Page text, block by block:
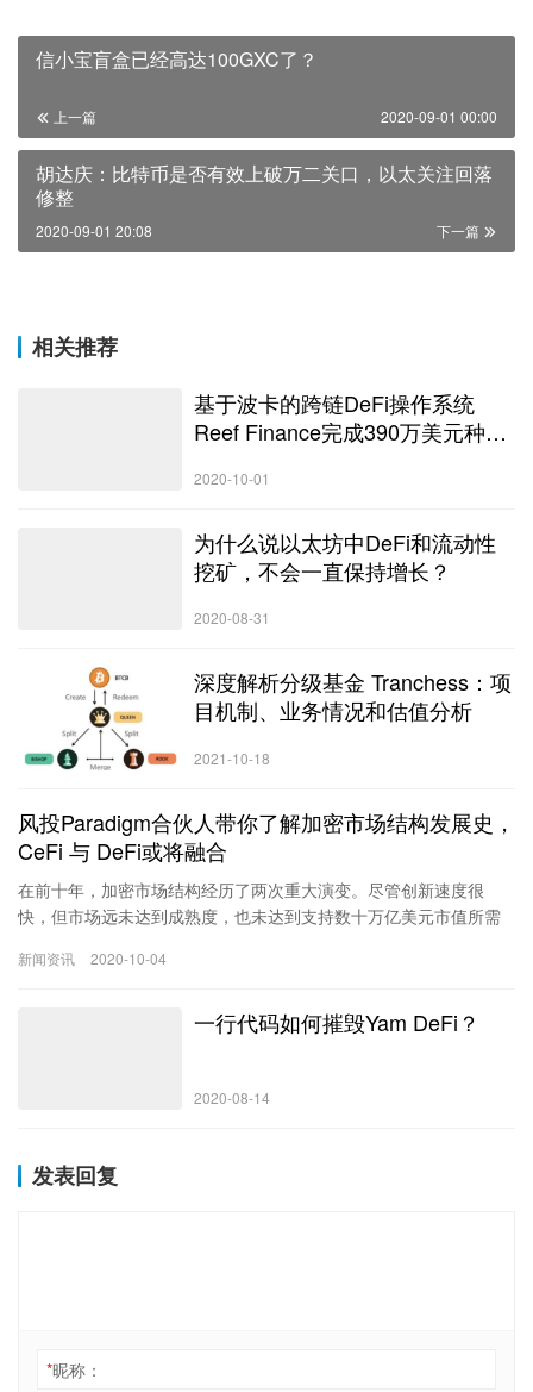
信小宝盲盒已经高达100GXC了？
上一篇 2020-09-01 00:00
胡达庆：比特币是否有效上破万二关口，以太关注回落
修整
下一篇
2020-09-01 20:08
相关推荐
基于波卡的跨链DeFi操作系统
Reef Finance完成390万美元种子
2020-10-01
为什么说以太坊中DeFi和流动性
挖矿，不会一直保持增长？
2020-08-31
深度解析分级基金 Tranchess：项
目机制、业务情况和估值分析
2021-10-18
风投Paradigm合伙人带你了解加密市场结构发展史，
CeFi 与 DeFi或将融合
在前十年，加密市场结构经历了两次重大演变。尽管创新速度很
快，但市场远未达到成熟度，也未达到支持数十万亿美元市值所需
新闻资讯 2020-10-04
一行代码如何摧毁Yam DeFi？
2020-08-14
发表回复
*昵称：